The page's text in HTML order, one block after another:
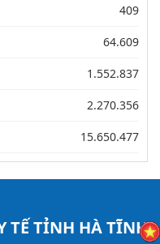
409
64.609
1.552.837
2.270.356
15.650.477
TẾ TỈNH HÀ TĨNH